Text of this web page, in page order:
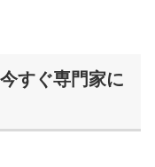
すぐ専門家に